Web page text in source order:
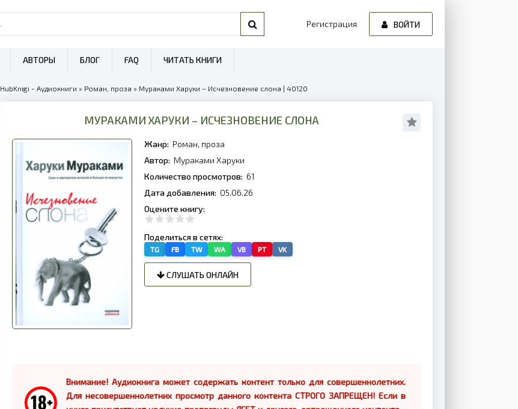
Регистрация ВОЙТИ
АВТОРЫ БЛОГ FAQ ЧИТАТЬ КНИГИ
HubKnigi - Аудиокниги » Роман, проза » Мураками Харуки – Исчезновение слона | 40120
МУРАКАМИ ХАРУКИ – ИСЧЕЗНОВЕНИЕ СЛОНА
Жанр: Роман, проза
Автор: Мураками Харуки
Количество просмотров: 61
Дата добавления: 05.06.26
Оцените книгу:
Поделиться в сетях:
TG FB TW WA VB PT VK
СЛУШАТЬ ОНЛАЙН
Внимание! Аудиокнига может содержать контент только для совершеннолетних.
Для несовершеннолетних просмотр данного контента СТРОГО ЗАПРЕЩЕН! Если в